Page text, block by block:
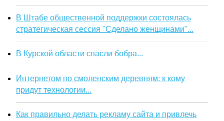
В Штабе общественной поддержки состоялась
стратегическая сессия "Сделано женщинами"...
В Курской области спасли бобра...
Интернетом по смоленским деревням: к кому
придут технологии...
Как правильно делать рекламу сайта и привлечь